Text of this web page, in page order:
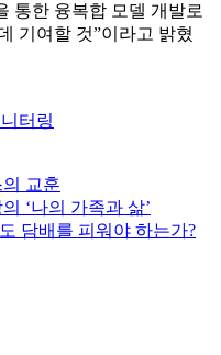
통한 융복합 모델 개발로
기여할 것”이라고 밝혔
터링
교훈
‘나의 가족과 삶’
담배를 피워야 하는가?